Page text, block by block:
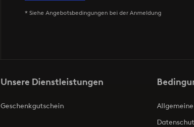
* Siehe Angebotsbedingungen bei der Anmeldung
Unsere Dienstleistungen
Geschenkgutschein